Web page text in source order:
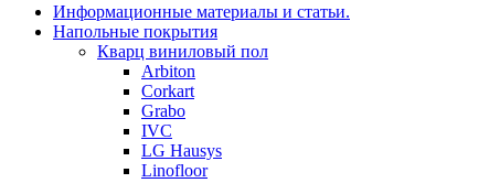
Информационные материалы и статьи.
Напольные покрытия
Кварц виниловый пол
Arbiton
Corkart
Grabo
IVC
LG Hausys
Linofloor